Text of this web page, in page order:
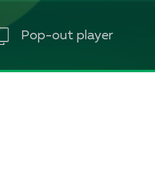
Pop-out player